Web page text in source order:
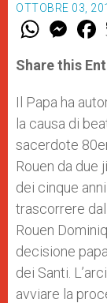
OTTOBRE 03,
W
t
s
p
p
M
e
s
e
g
e
r
F
a
e
b
o
k
Share this
Il Papa ha
la causa di
sacerdote
Rouen da due
dei cinque
trascorrere
Rouen
decisione
dei Santi.
avviare la